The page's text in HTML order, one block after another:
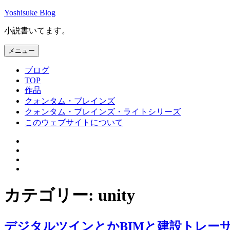
コ
テ
ン
ツ
Yoshisuke Blog
小説書いてます。
メニュー
ブログ
TOP
作品
クォンタム・ブレインズ
クォンタム・ブレインズ・ライトシリーズ
このウェブサイトについて
ル
カテゴリー: unity
デジタルツインとかBIMと建設トレー